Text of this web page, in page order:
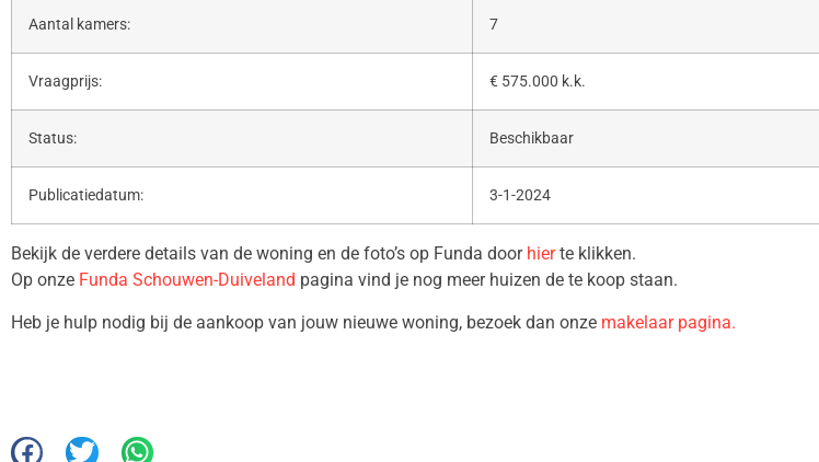
Aantal kamers: 7
Vraagprijs: € 575.000 k.k.
Status: Beschikbaar
Publicatiedatum: 3-1-2024
Bekijk de verdere details van de woning en de foto’s op Funda door hierte klikken.
Op onze Funda Schouwen-Duiveland pagina vind je nog meer huizen de te koop staan.
Heb je hulp nodig bij de aankoop van jouw nieuwe woning, bezoek dan onze makelaar pagina.